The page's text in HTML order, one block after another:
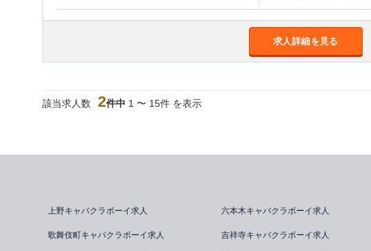
求人詳細を見る
該当求人数 2件中 1 〜 15件 を表示
上野キャバクラボーイ求人 六本木キャバクラボーイ求人
歌舞伎町キャバクラボーイ求人 吉祥寺キャバクラボーイ求人